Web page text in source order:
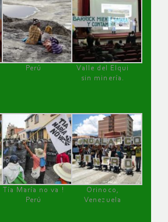
Perú
Valle del Elqui
sin minería.
Tía María no va !
Perú
Orinoco,
Venezuela